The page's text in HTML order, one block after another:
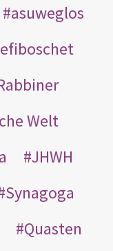
asuweglos
Welt
JHWH
Synagoga
Quasten